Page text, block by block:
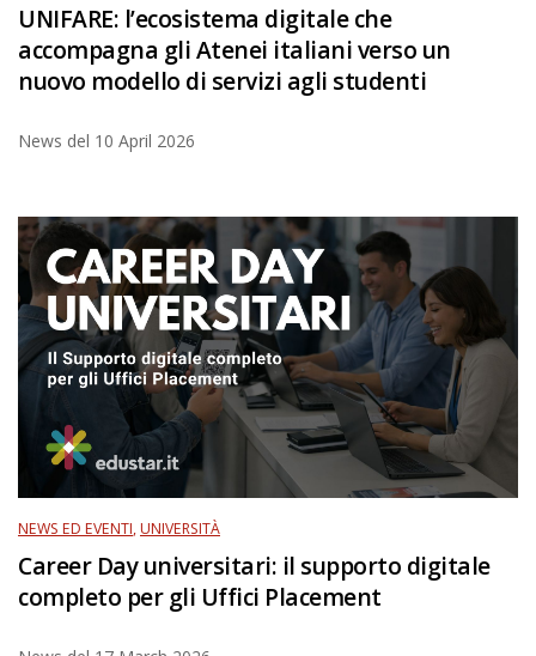
UNIFARE: l’ecosistema digitale che
accompagna gli Atenei italiani verso un
nuovo modello di servizi agli studenti
News del 10 April 2026
NEWS ED EVENTI,UNIVERSITÀ
Career Day universitari: il supporto digitale
completo per gli Uffici Placement